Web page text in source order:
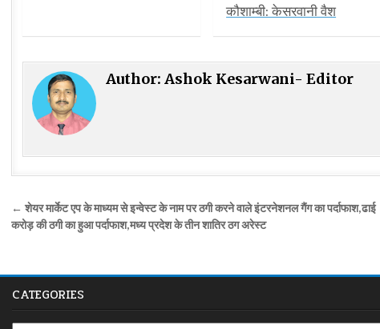
कौशाम्बी: केसरवानी वैश
Author:Ashok Kesarwani- Editor
Post
navigation
← शेयर मार्केट एप के माध्यम से इन्वेस्ट के नाम पर ठगी करने वाले इंटरनेशनल गैंग का पर्दाफाश,ढाई
करोड़ की ठगी का हुआ पर्दाफाश,मध्य प्रदेश के तीन शातिर ठग अरेस्ट
CATEGORIES